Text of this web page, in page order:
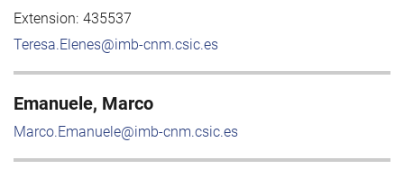
Extension: 435537
Teresa.Elenes@imb-cnm.csic.es
Emanuele, Marco
Marco.Emanuele@imb-cnm.csic.es